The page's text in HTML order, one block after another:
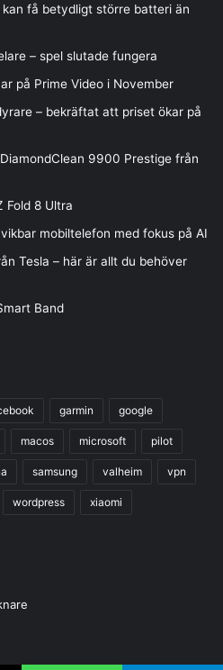
kan få betydligt större batteri än
– spel slutade fungera
på Prime Video i November
– bekräftat att priset ökar på
9900 Prestige från
Fold 8 Ultra
mobiltelefon med fokus på AI
Tesla – här är allt du behöver
Band
garmin google
macos microsoft pilot
samsung valheim vpn
wordpress xiaomi